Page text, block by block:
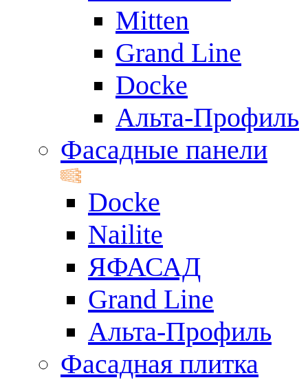
Mitten
Grand Line
Docke
Альта-Профиль
Фасадные панели
Docke
Nailite
ЯФАСАД
Grand Line
Альта-Профиль
Фасадная плитка